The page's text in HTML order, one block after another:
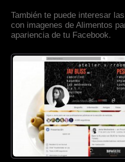
También te puede interesar
con imagenes de Alimentos
apariencia de tu Facebook.